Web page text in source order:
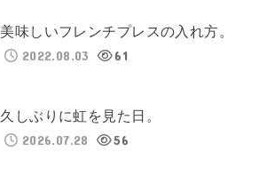
美味しいフレンチプレスの入れ方。
2022.08.03
61
久しぶりに虹を見た日。
2026.07.28
56